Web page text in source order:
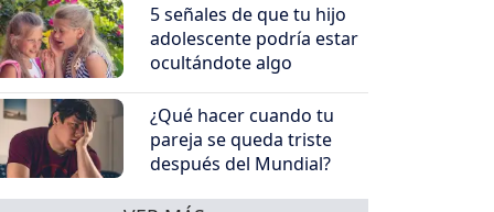
5 señales de que tu hijo
adolescente podría estar
ocultándote algo
¿Qué hacer cuando tu
pareja se queda triste
después del Mundial?